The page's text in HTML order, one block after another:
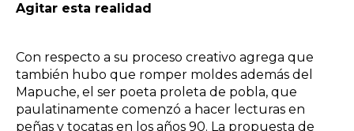
Agitar esta realidad
Con respecto a su proceso creativo agrega que
también hubo que romper moldes además del
Mapuche, el ser poeta proleta de pobla, que
paulatinamente comenzó a hacer lecturas en
peñas y tocatas en los años 90. La propuesta de